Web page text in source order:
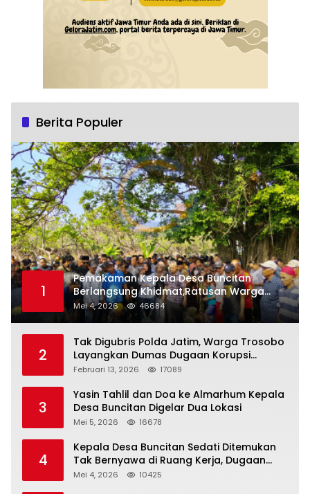
Berita Populer
1
Pemakaman Kepala Desa Buncitan
Berlangsung Khidmat,Ratusan Warga
Larut Dalam Duka Yang Mendalam
Mei 4, 2026 46684
2
Tak Digubris Polda Jatim, Warga Trosobo
Layangkan Dumas Dugaan Korupsi
Oknum DPRD Sidoarjo ke Kapolri
Februari 13, 2026 17089
3
Yasin Tahlil dan Doa ke Almarhum Kepala
Desa Buncitan Digelar Dua Lokasi
Mei 5, 2026 16678
4
Kepala Desa Buncitan Sedati Ditemukan
Tak Bernyawa di Ruang Kerja, Dugaan
Bunuh Diri Menguat
Mei 4, 2026 10425